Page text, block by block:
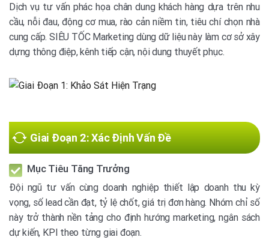
Dịch vụ tư vấn phác họa chân dung khách hàng dựa trên nhu
cầu, nỗi đau, động cơ mua, rào cản niềm tin, tiêu chí chọn nhà
cung cấp. SIÊU TỐC Marketing dùng dữ liệu này làm cơ sở xây
dựng thông điệp, kênh tiếp cận, nội dung thuyết phục.
Giai Đoạn 2: Xác Định Vấn Đề
Mục Tiêu Tăng Trưởng
Đội ngũ tư vấn cùng doanh nghiệp thiết lập doanh thu kỳ
vọng, số lead cần đạt, tỷ lệ chốt, giá trị đơn hàng. Nhóm chỉ số
này trở thành nền tảng cho định hướng marketing, ngân sách
dự kiến, KPI theo từng giai đoạn.